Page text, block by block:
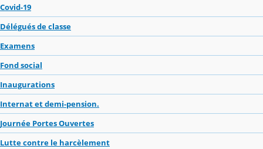
Covid-19
Délégués de classe
Examens
Fond social
Inaugurations
Internat et demi-pension.
Journée Portes Ouvertes
Lutte contre le harcèlement